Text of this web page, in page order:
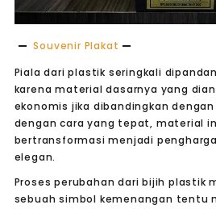
Souvenir Plakat
Piala dari plastik seringkali
karena material dasarnya yang
ekonomis jika dibandingkan
dengan cara yang tepat, material
bertransformasi menjadi
elegan.
Proses perubahan dari bijih plastik
sebuah simbol kemenangan tentu